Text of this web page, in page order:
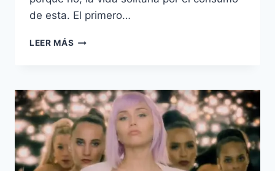
de esta. El primero…
LEER MÁS BLACK
TRÁILERS
DE
SUS
EPISODIOS